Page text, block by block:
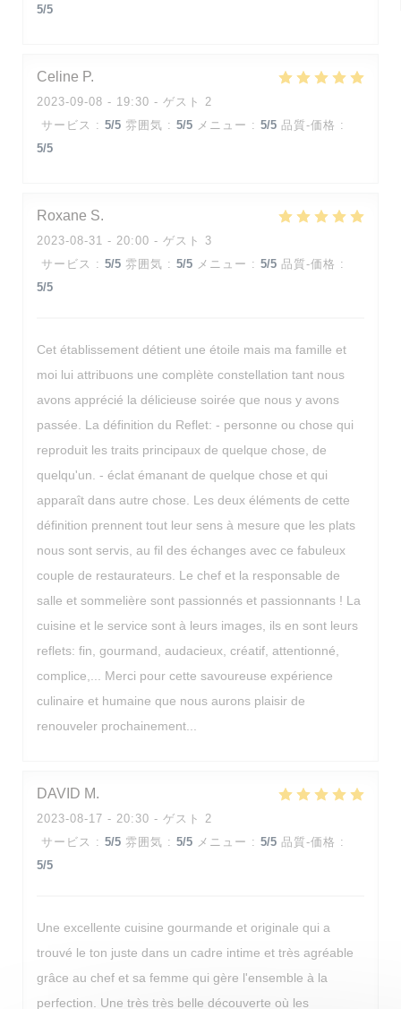
5/5
Celine P
2023-09-08 - 19:30 - ゲスト 2
サービス : 5/5 雰囲気 : 5/5 メニュー : 5/5 品質-価格 :
5/5
Roxane S
2023-08-31 - 20:00 - ゲスト 3
サービス : 5/5 雰囲気 : 5/5 メニュー : 5/5 品質-価格 :
5/5
Cet établissement détient une étoile mais ma famille et
moi lui attribuons une complète constellation tant nous
avons apprécié la délicieuse soirée que nous y avons
passée. La définition du Reflet: - personne ou chose qui
reproduit les traits principaux de quelque chose, de
quelqu'un. - éclat émanant de quelque chose et qui
apparaît dans autre chose. Les deux éléments de cette
définition prennent tout leur sens à mesure que les plats
nous sont servis, au fil des échanges avec ce fabuleux
couple de restaurateurs. Le chef et la responsable de
salle et sommelière sont passionnés et passionnants ! La
cuisine et le service sont à leurs images, ils en sont leurs
reflets: fin, gourmand, audacieux, créatif, attentionné,
complice,... Merci pour cette savoureuse expérience
culinaire et humaine que nous aurons plaisir de
renouveler prochainement...
DAVID M
2023-08-17 - 20:30 - ゲスト 2
サービス : 5/5 雰囲気 : 5/5 メニュー : 5/5 品質-価格 :
5/5
Une excellente cuisine gourmande et originale qui a
trouvé le ton juste dans un cadre intime et très agréable
grâce au chef et sa femme qui gère l'ensemble à la
perfection. Une très très belle découverte où les
Les Reflets